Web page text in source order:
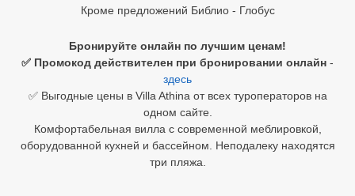
Кроме предложений Библио - Глобус
Бронируйте онлайн по лучшим ценам!
✅ Промокод действителен при бронировании онлайн -
здесь
✅ Выгодные цены в Villa Athina от всех туроператоров на
одном сайте.
Комфортабельная вилла с современной меблировкой,
оборудованной кухней и бассейном. Неподалеку находятся
три пляжа.
Куба